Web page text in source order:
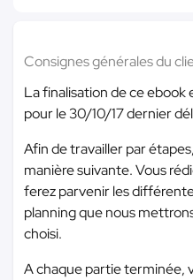
Consignes générales du
La finalisation de ce
pour le 30/10/17 dernier
Afin de travailler par
manière suivante. Vous
ferez parvenir les
planning que nous
choisi.
A chaque partie terminée,